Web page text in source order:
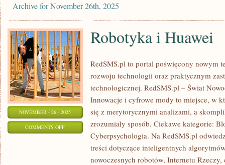
Archive for November 26th, 2025
NOVEMBER - 26 - 2025
COMMENTS OFFON
ROBOTYKA
Robotyka i Huawei
RedSMS.pl to portal poświęcony nowym
rozwoju technologii oraz praktycznym
technologicznej. RedSMS.pl – Świat
Innowacje i cyfrowe mody to miejsce, w
się z merytorycznymi analizami, a
zrozumiały sposób. Ciekawe kategorie:
Cyberpsychologia. Na RedSMS.pl
treści dotyczące inteligentnych
nowoczesnych robotów, Internetu